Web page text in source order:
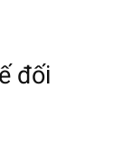
đối